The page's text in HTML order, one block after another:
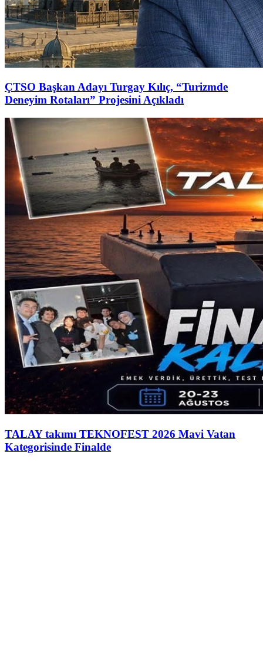
ÇTSO Başkan Adayı Turgay Kılıç, “Turizmde
Deneyim Rotaları” Projesini Açıkladı
TALAY takımı TEKNOFEST 2026 Mavi Vatan
Kategorisinde Finalde